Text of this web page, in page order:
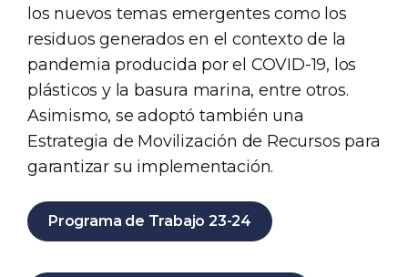
los nuevos temas emergentes como los
residuos generados en el contexto de la
pandemia producida por el COVID-19, los
plásticos y la basura marina, entre otros.
Asimismo, se adoptó también una
Estrategia de Movilización de Recursos para
garantizar su implementación.
Programa de Trabajo 23-24